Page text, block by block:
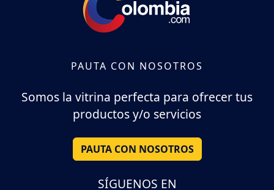
PAUTA CON NOSOTROS
Somos la vitrina perfecta para ofrecer tus
productos y/o servicios
PAUTA CON NOSOTROS
SÍGUENOS EN